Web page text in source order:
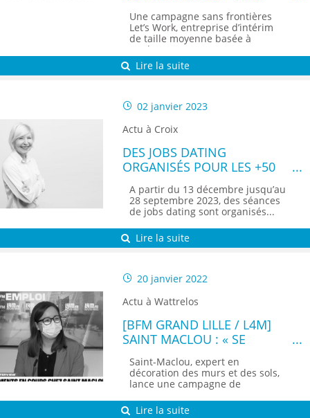
Une campagne sans frontières
Let’s Work, entreprise d’intérim
de taille moyenne basée à
Roulers,...
Lire la suite
02 janvier 2023
Actu à Croix
DES JOBS DATING
ORGANISÉS POUR LES +50
LILLOISE
A partir du 13 décembre jusqu’au
28 septembre 2023, des séances
de jobs dating sont organisés...
Lire la suite
20 janvier 2022
Actu à Wattrelos
[BFM GRAND LILLE / L4M]
SAINT MACLOU : « SE
RENOUVELER, C’EST LA
FORCE DE NOTRE
ENTREPRISE »
Saint-Maclou, expert en
décoration des murs et des sols,
lance une campagne de
Lire la suite